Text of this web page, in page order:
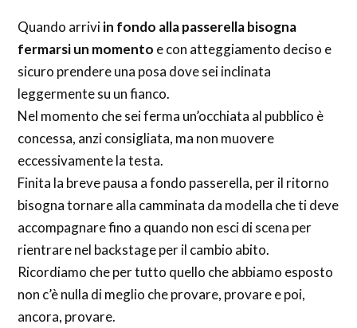
Quando arriviin fondo alla passerella bisogna
fermarsi un momento e con atteggiamento deciso e
sicuro prendere una posa dove sei inclinata
leggermente su un fianco.
Nel momento che sei ferma un’occhiata al pubblico è
concessa, anzi consigliata, ma non muovere
eccessivamente la testa.
Finita la breve pausa a fondo passerella, per il ritorno
bisogna tornare alla camminata da modella che ti deve
accompagnare fino a quando non esci di scena per
rientrare nel backstage per il cambio abito.
Ricordiamo che per tutto quello che abbiamo esposto
non c’è nulla di meglio che provare, provare e poi,
ancora, provare.